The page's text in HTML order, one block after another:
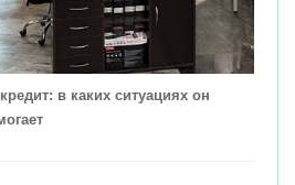
в каких ситуациях он